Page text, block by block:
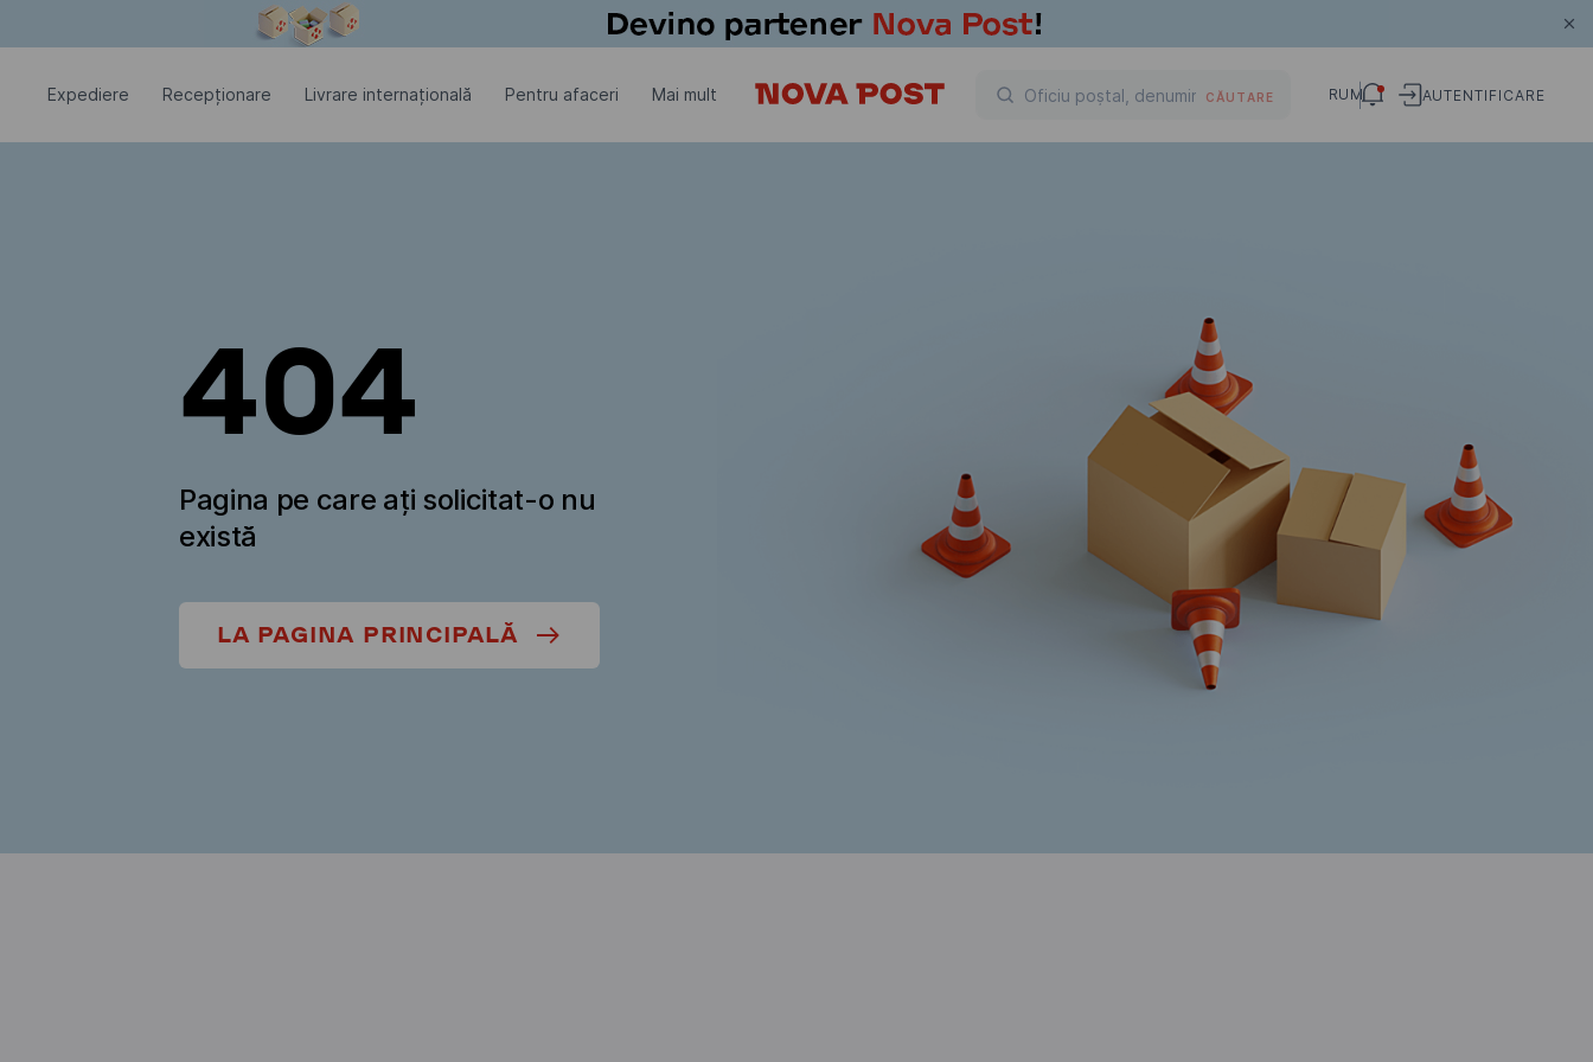
Expediere Recepționare Livrare internațională Pentru afaceri Mai mult CĂUTARE RUM AUTENTIFICARE
404
Pagina pe care ați solicitat-o nu
există
LA PAGINA PRINCIPALĂ
Fereastra modală este deschisă